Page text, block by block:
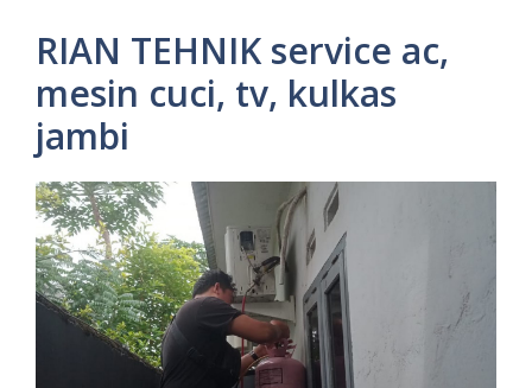
RIAN TEHNIK service ac,
mesin cuci, tv, kulkas
jambi